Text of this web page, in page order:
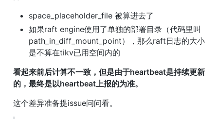
space_placeholder_file 被算进去了
如果raft engine使用了单独的部署目录（代码里叫
path_in_diff_mount_point），那么raft日志的大小
是不算在tikv已用空间内的
看起来前后计算不一致，但是由于heartbeat是持续更新
的，最终是以heartbeat上报的为准。
这个差异准备提issue问问看。